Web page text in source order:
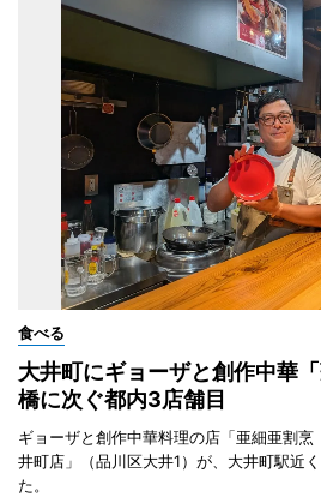
食べる
大井町にギョーザと創作中華
橋に次ぐ都内3店舗目
ギョーザと創作中華料理の店「亜細亜割
井町店」（品川区大井1）が、大井町駅近
た。